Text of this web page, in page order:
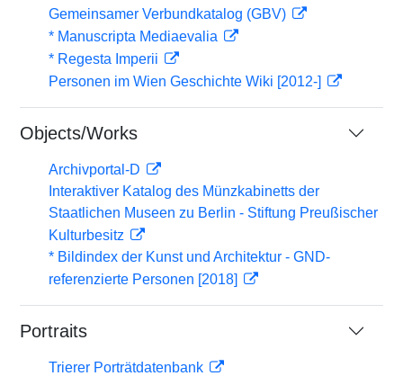
Gemeinsamer Verbundkatalog (GBV)
* Manuscripta Mediaevalia
* Regesta Imperii
Personen im Wien Geschichte Wiki [2012-]
Objects/Works
Archivportal-D
Interaktiver Katalog des Münzkabinetts der
Staatlichen Museen zu Berlin - Stiftung Preußischer
Kulturbesitz
* Bildindex der Kunst und Architektur - GND-
referenzierte Personen [2018]
Portraits
Trierer Porträtdatenbank